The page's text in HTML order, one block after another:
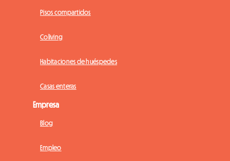
Pisos compartidos
Coliving
Habitaciones de huéspedes
Casas enteras
Empresa
Blog
Empleo